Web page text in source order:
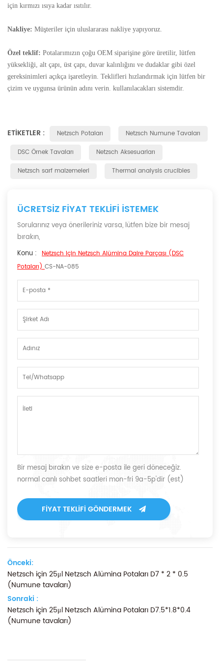
için kırmızı ısıya kadar ısıtılır.
Nakliye: Müşteriler için uluslararası nakliye yapıyoruz.
Özel teklif: Potalarımızın çoğu OEM siparişine göre üretilir, lütfen
yüksekliği, alt çapı, üst çapı, duvar kalınlığını ve dudaklar gibi özel
gereksinimleri açıkça işaretleyin. Teklifleri hızlandırmak için lütfen bir
çizim ve uygunsa ürünün adını verin. kullanılacakları sistemdir.
ETIKETLER : Netzsch Potaları
Netzsch Numune Tavaları
DSC Örnek Tavaları
Netzsch Aksesuarları
Netzsch sarf malzemeleri
Thermal analysis crucibles
ÜCRETSIZ FIYAT TEKLIFI ISTEMEK
Sorularınız veya önerileriniz varsa, lütfen bize bir mesaj
bırakın,
Konu : Netzsch Için Netzsch Alümina Daire Parçası (DSC
Potaları)CS-NA-085
Bir mesaj bırakın ve size e-posta ile geri döneceğiz.
normal canlı sohbet saatleri mon-fri 9a-5p'dir (est)
FIYAT TEKLIFI GÖNDERMEK
Önceki:
Netzsch için 25μl Netzsch Alümina Potaları D7 * 2 * 0.5
(Numune tavaları)
Sonraki :
Netzsch için 25μl Netzsch Alümina Potaları D7.5*1.8*0.4
(Numune tavaları)